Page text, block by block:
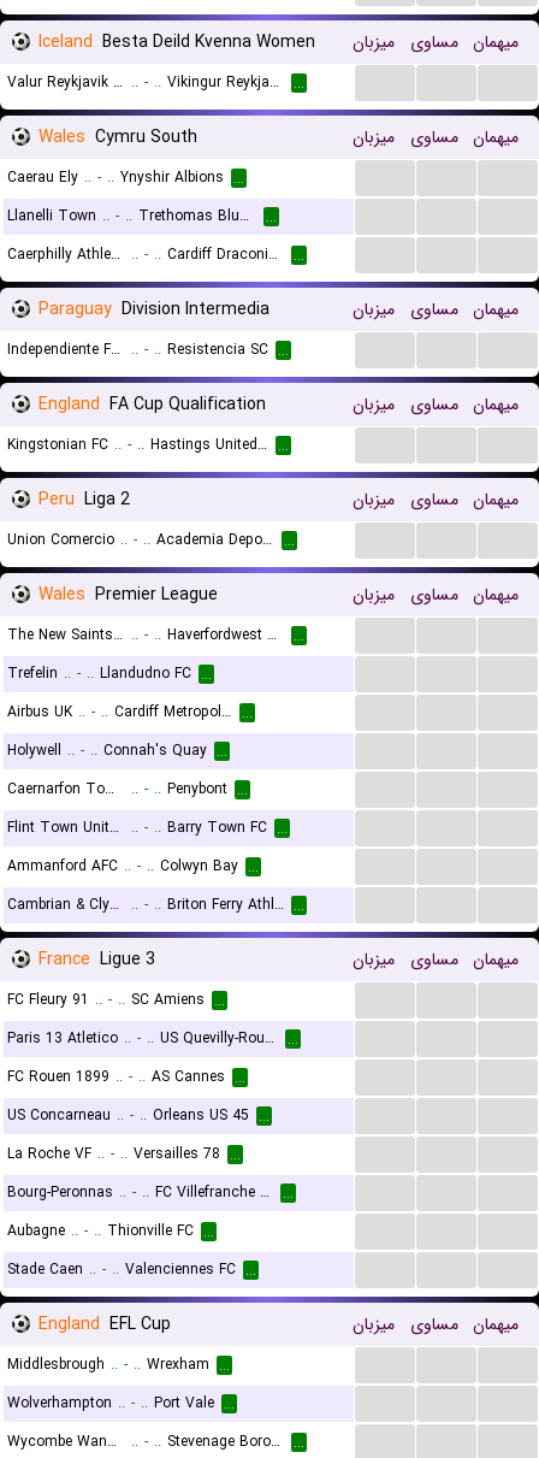
Iceland Besta Deild Kvenna Women میزبان مساوی میهمان
Valur Reykjavik (W) .. - .. Vikingur Reykjavik (W) ...
Wales Cymru South میزبان مساوی میهمان
Caerau Ely .. - .. Ynyshir Albions ...
Llanelli Town .. - .. Trethomas Bluebirds ...
Caerphilly Athletic FC .. - .. Cardiff Draconians ...
Paraguay Division Intermedia میزبان مساوی میهمان
Independiente FBC .. - .. Resistencia SC ...
England FA Cup Qualification میزبان مساوی میهمان
Kingstonian FC .. - .. Hastings United FC ...
Peru Liga 2 میزبان مساوی میهمان
Union Comercio .. - .. Academia Deport. Cantolao ...
Wales Premier League میزبان مساوی میهمان
The New Saints FC .. - .. Haverfordwest County ...
Trefelin .. - .. Llandudno FC ...
Airbus UK .. - .. Cardiff Metropolitan University F.C. ...
Holywell .. - .. Connah's Quay ...
Caernarfon Town FC
.. - .. Penybont ...
Flint Town United
.. - .. Barry Town FC ...
Ammanford AFC .. - .. Colwyn Bay ...
Cambrian & Clydach
.. - .. Briton Ferry Athletic FC ...
France Ligue 3 میزبان مساوی میهمان
FC Fleury 91 .. - .. SC Amiens ...
Paris 13 Atletico .. - .. US Quevilly-Rouen Métropole ...
FC Rouen 1899 .. - .. AS Cannes ...
US Concarneau .. - .. Orleans US 45 ...
La Roche VF .. - .. Versailles 78 ...
Bourg-Peronnas .. - .. FC Villefranche Beaujolais ...
Aubagne .. - .. Thionville FC ...
Stade Caen .. - .. Valenciennes FC ...
England EFL Cup میزبان مساوی میهمان
Middlesbrough .. - .. Wrexham ...
Wolverhampton .. - .. Port Vale ...
Wycombe Wanderers
.. - .. Stevenage Borough ...